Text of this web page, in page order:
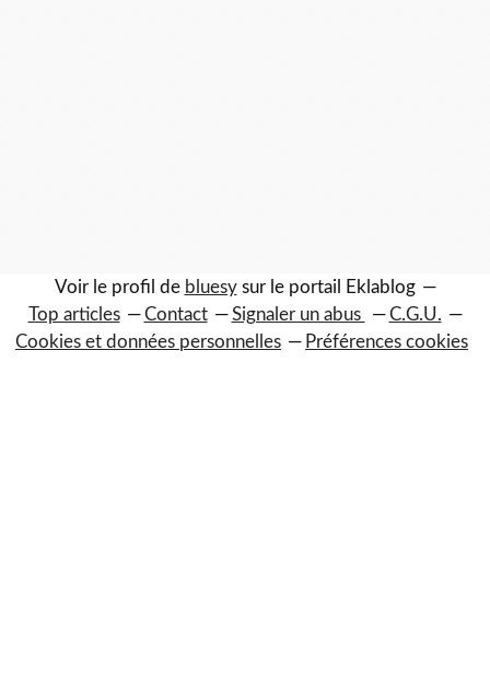
Voir le profil de bluesysur le portail Eklablog
Top articles
Contact Signaler un abus
C.G.U.
Cookies et données personnelles
Préférences cookies